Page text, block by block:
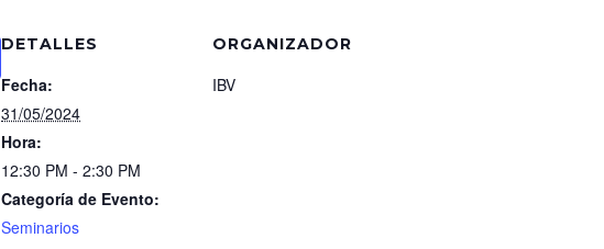
DETALLES
Fecha:
31/05/2024
Hora:
12:30 PM - 2:30 PM
Categoría de Evento:
Seminarios
ORGANIZADOR
IBV